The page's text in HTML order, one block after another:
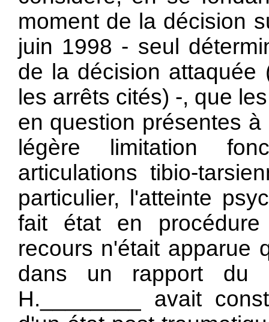
moment de la décision
juin 1998 - seul
de la décision attaquée
les arrêts cités) -, que
en question présentes
légère limitation
articulations tibio-
particulier, l'atteinte
fait état en
recours n'était apparue
dans un rapport du
H.________ avait